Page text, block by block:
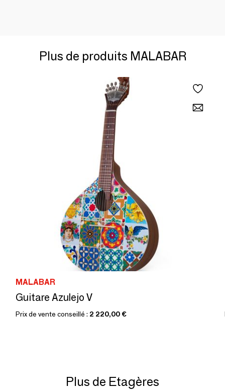
Plus de produits MALABAR
MALABAR
Guitare Azulejo V
Prix de vente conseillé : 2 220,00 €
Plus de Etagères